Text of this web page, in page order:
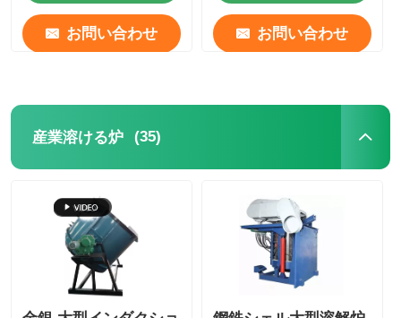
お問い合わせ お問い合わせ
産業溶ける炉 (35)